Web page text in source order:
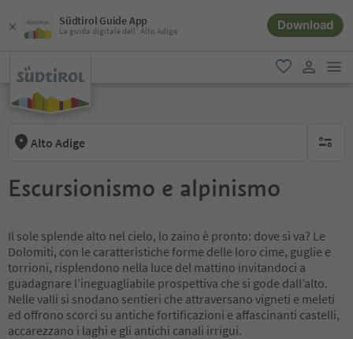
Südtirol Guide App
La guida digitale dell´Alto Adige Download
favoriti
Alto Adige
Escursionismo e alpinismo
Il sole splende alto nel cielo, lo zaino è pronto: dove si va? Le
Dolomiti, con le caratteristiche forme delle loro cime, guglie e
torrioni, risplendono nella luce del mattino invitandoci a
guadagnare l’ineguagliabile prospettiva che si gode dall’alto.
Nelle valli si snodano sentieri che attraversano vigneti e meleti
ed offrono scorci su antiche fortificazioni e affascinanti castelli,
accarezzano i laghi e gli antichi canali irrigui.